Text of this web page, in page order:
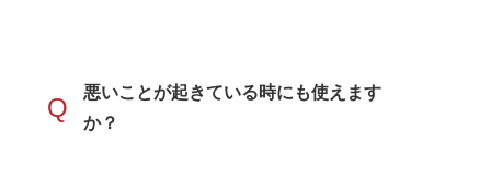
Q
悪いことが起きている時にも使えます
か？